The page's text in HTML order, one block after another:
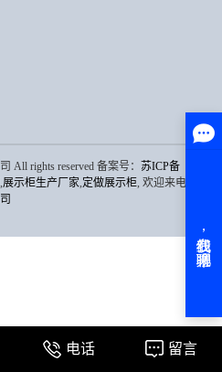
All rights reserved 备案号： 苏ICP备
,展示柜生产厂家,定做展示柜, 欢迎来电咨
电话 留言